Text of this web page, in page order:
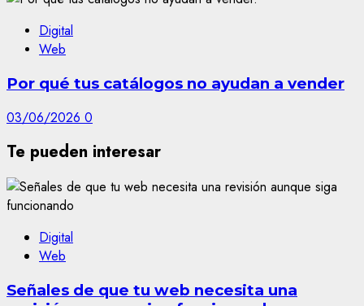
Digital
Web
Por qué tus catálogos no ayudan a vender
03/06/2026 0
Te pueden interesar
Digital
Web
Señales de que tu web necesita una